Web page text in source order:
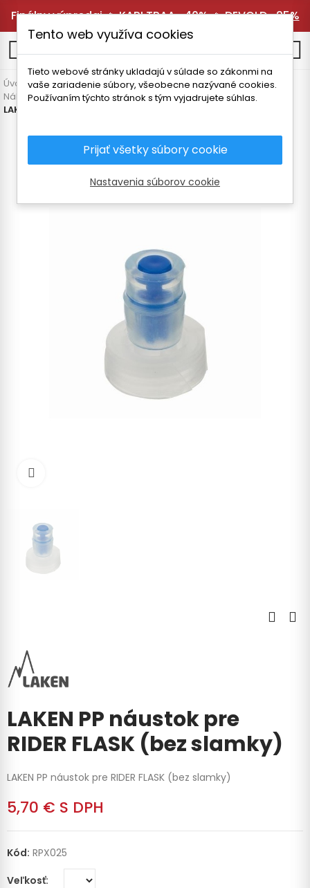
Finálny výpredaj 🔥KARI TRAA -40%🔥DEVOLD -25%
Úvodná stránka Vybavenie
Termosky a fľaše
Náhradné diely a doplnky
LAKEN PP náustok pre RIDER FLASK (bez slamky)
LAKEN PP náustok pre
RIDER FLASK (bez slamky)
LAKEN PP náustok pre RIDER FLASK (bez slamky)
5,70 € S DPH
Kód: RPX025
Veľkosť
Tento web využíva cookies
Tieto webové stránky ukladajú v súlade so zákonmi na
vaše zariadenie súbory, všeobecne nazývané cookies.
Používaním týchto stránok s tým vyjadrujete súhlas.
Prijať všetky súbory cookie
Nastavenia súborov cookie